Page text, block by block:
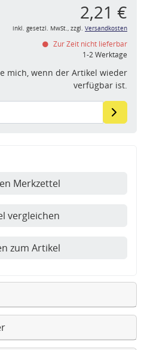
2,21 €
inkl. gesetzl. MwSt., zzgl. Versandkosten
Zur Zeit nicht lieferbar
1-2 Werktage
mich, wenn der Artikel wieder
verfügbar ist.
Merkzettel
vergleichen
zum Artikel